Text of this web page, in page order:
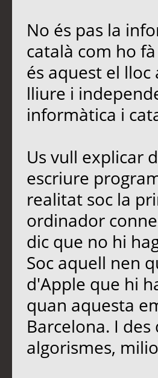
No és pas la
català com ho
és aquest el
lliure i
informàtica i
Us vull explicar
escriure
realitat soc la
ordinador
dic que no hi
Soc aquell nen
d'Apple que hi
quan aquesta
Barcelona. I
algorismes,